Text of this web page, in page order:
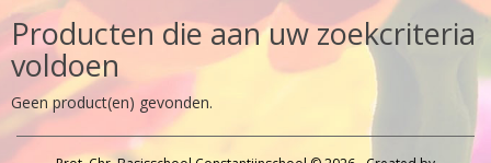
Producten die aan uw zoekcriteria
voldoen
Geen product(en) gevonden.